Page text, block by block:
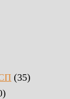
(35)